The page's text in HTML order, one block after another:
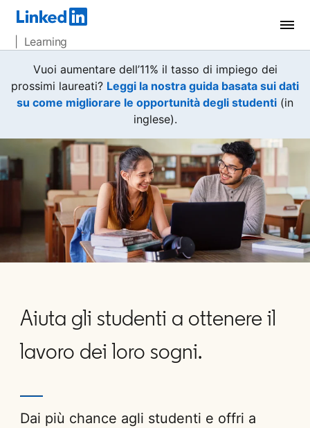
| Learning
Vuoi aumentare dell’11% il tasso di impiego dei
prossimi laureati? Leggi la nostra guida basata sui dati
su come migliorare le opportunità degli studenti (in
inglese).
Aiuta gli studenti a ottenere il
lavoro dei loro sogni.
Dai più chance agli studenti e offri a